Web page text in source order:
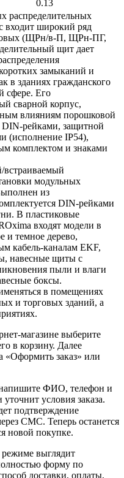
0.13
распределительных
входит широкий ряд
(ЩРн/в-П, ЩРн-ПГ,
щит дает
замыканий и
в зданиях гражданского
сфере. Его
сварной корпус,
влияниям порошковой
DIN-рейками, защитной
(исполнение IP54),
комплектом и знаками
встраиваемый
модульных
из
DIN-рейками
В пластиковые
входят модели в
и темное дерево,
кабель-каналам EKF,
навесные щиты с
пыли и влаги
боксы.
в помещениях
и торговых зданий, а
магазине выберите
в корзину. Далее
«Оформить заказ» или
напишите ФИО, телефон и
условия заказа.
подтверждение
СМС. Теперь останется
новой покупке.
режиме выглядит
форму по
доставки, оплаты,